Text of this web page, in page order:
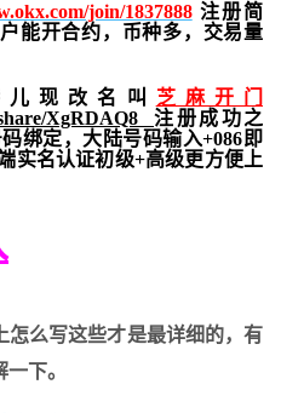
join/1837888注册简
能开合约， 币种多，交易量
现改名叫 芝麻开门
XgRDAQ8 注册成功之
绑定，大陆号码输入+086即
实名认证初级+高级更方便上
怎么写这些才是最详细的，有
下。